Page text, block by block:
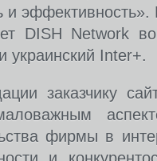
и
DISH Network
украинский Inter+.
заказчику
фирмы в